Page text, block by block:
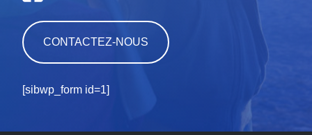
CONTACTEZ-NOUS
[sibwp_form id=1]